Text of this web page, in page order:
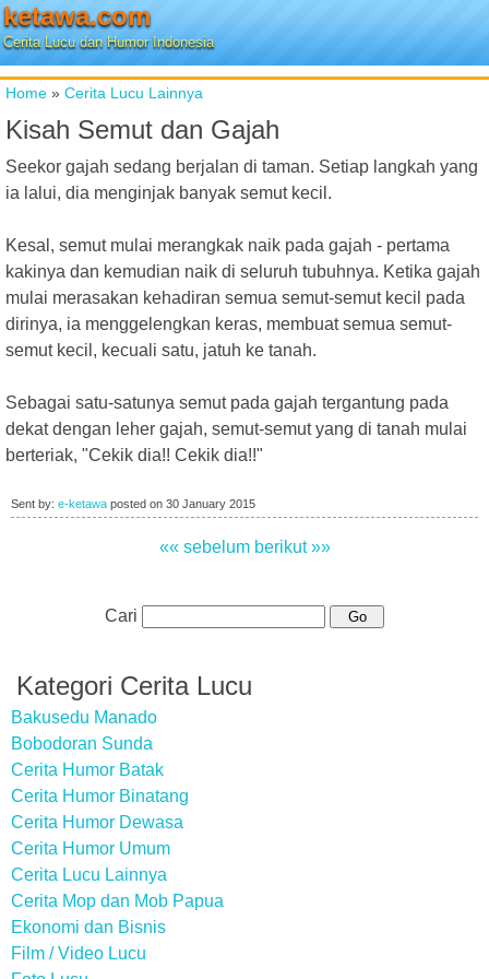
ketawa.com
Cerita Lucu dan Humor Indonesia
Home » Cerita Lucu Lainnya
Kisah Semut dan Gajah
Seekor gajah sedang berjalan di taman. Setiap langkah yang
ia lalui, dia menginjak banyak semut kecil.
Kesal, semut mulai merangkak naik pada gajah - pertama
kakinya dan kemudian naik di seluruh tubuhnya. Ketika gajah
mulai merasakan kehadiran semua semut-semut kecil pada
dirinya, ia menggelengkan keras, membuat semua semut-
semut kecil, kecuali satu, jatuh ke tanah.
Sebagai satu-satunya semut pada gajah tergantung pada
dekat dengan leher gajah, semut-semut yang di tanah mulai
berteriak, "Cekik dia!! Cekik dia!!"
Sent by: e-ketawa posted on 30 January 2015
«« sebelum berikut »»
Cari
Kategori Cerita Lucu
Bakusedu Manado
Bobodoran Sunda
Cerita Humor Batak
Cerita Humor Binatang
Cerita Humor Dewasa
Cerita Humor Umum
Cerita Lucu Lainnya
Cerita Mop dan Mob Papua
Ekonomi dan Bisnis
Film / Video Lucu